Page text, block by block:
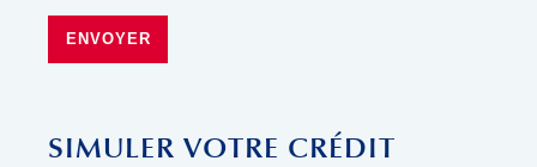
ENVOYER
SIMULER VOTRE CRÉDIT